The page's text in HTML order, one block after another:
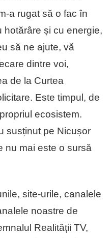
a rugat să o fac în
hotărâre și cu energie,
să ne ajute, vă
dintre voi,
de la Curtea
Este timpul, de
ecosistem.
susținut pe Nicușor
nu mai este o sursă
site-urile, canalele
noastre de
Realității TV,